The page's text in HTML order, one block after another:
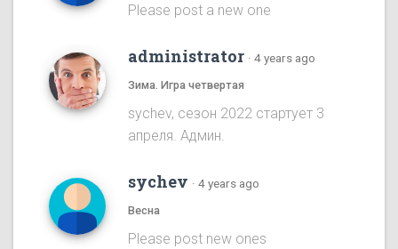
Please post a new one
administrator · 4 years ago
Зима. Игра четвертая
sychev, сезон 2022 стартует 3
апреля. Админ.
sychev · 4 years ago
Весна
Please post new ones